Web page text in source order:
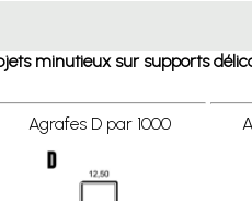
minutieux sur supports
Agrafes D par 1000